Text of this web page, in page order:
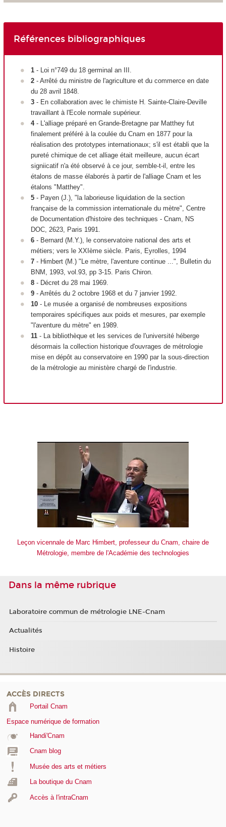
Références bibliographiques
1- Loi n°749 du 18 germinal an III.
2- Arrêté du ministre de l'agriculture et du commerce en date
du 28 avril 1848.
3- En collaboration avec le chimiste H. Sainte-Claire-Deville
travaillant à l'Ecole normale supérieur.
4- L'alliage préparé en Grande-Bretagne par Matthey fut
finalement préféré à la coulée du Cnam en 1877 pour la
réalisation des prototypes internationaux; s'il est établi que la
pureté chimique de cet alliage était meilleure, aucun écart
signiicatif n'a été observé à ce jour, semble-t-il, entre les
étalons de masse élaborés à partir de l'alliage Cnam et les
étalons "Matthey".
5- Payen (J.), "la laborieuse liquidation de la section
française de la commission internationale du mètre", Centre
de Documentation d'histoire des techniques - Cnam, NS
DOC, 2623, Paris 1991.
6- Bernard (M.Y.), le conservatoire national des arts et
métiers; vers le XXI èmesiècle. Paris, Eyrolles, 1994
7- Himbert (M.) "Le mètre, l'aventure continue ...", Bulletin du
BNM, 1993, vol.93, pp 3-15. Paris Chiron.
8- Décret du 28 mai 1969.
9- Arrêtés du 2 octobre 1968 et du 7 janvier 1992.
10- Le musée a organisé de nombreuses expositions
temporaires spécifiques aux poids et mesures, par exemple
"l'aventure du mètre" en 1989.
11- La bibliothèque et les services de l'université héberge
désormais la collection historique d'ouvrages de métrologie
mise en dépôt au conservatoire en 1990 par la sous-direction
de la métrologie au ministère chargé de l'industrie.
Leçon vicennale de Marc Himbert, professeur du Cnam, chaire de
Métrologie, membre de l'Académie des technologies
Dans la même rubrique
Laboratoire commun de métrologie LNE-Cnam
Actualités
Histoire
ACCÈS DIRECTS
Portail Cnam
Espace numérique de formation
Handi'Cnam
Cnam blog
Musée des arts et métiers
La boutique du Cnam
Accès à l'intraCnam